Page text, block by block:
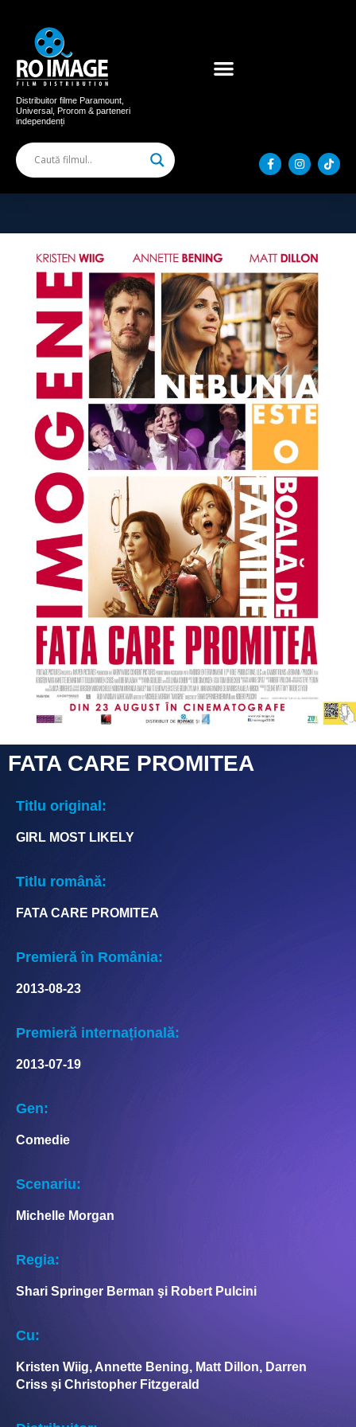
Distribuitor filme Paramount,
Universal, Prorom & parteneri
independenți
FATA CARE PROMITEA
Titlu original:
GIRL MOST LIKELY
Titlu română:
FATA CARE PROMITEA
Premieră în România:
2013-08-23
Premieră internațională:
2013-07-19
Gen:
Comedie
Scenariu:
Michelle Morgan
Regia:
Shari Springer Berman şi Robert Pulcini
Cu:
Kristen Wiig, Annette Bening, Matt Dillon, Darren
Criss şi Christopher Fitzgerald